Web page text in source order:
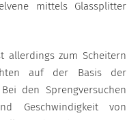
mittels Glassplitter
allerdings zum Scheitern
auf der Basis der
den Sprengversuchen
Geschwindigkeit von